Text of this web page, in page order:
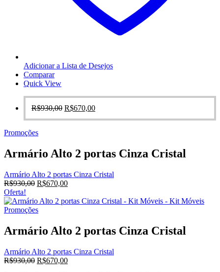
Adicionar a Lista de Desejos
Comparar
Quick View
R$930,00 O
R$670,00O
Promoções
Armário Alto 2 portas Cinza Cristal
Armário Alto 2 portas Cinza Cristal
R$930,00 O
original
era:
R$670,00O
atual
Oferta!
Promoções
Armário Alto 2 portas Cinza Cristal
Armário Alto 2 portas Cinza Cristal
R$930,00 O
R$670,00O